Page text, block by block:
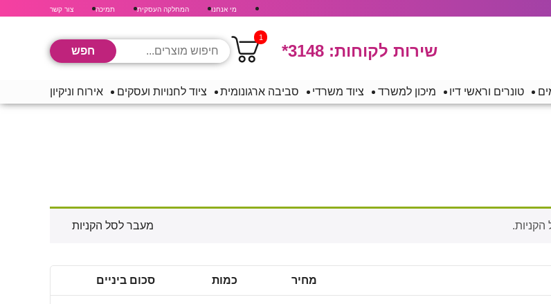
מי אנחנו המחלקה העסקית תמיכה צור קשר
שירות לקוחות: *3148
1
טונרים וראשי דיו מיכון למשרד ציוד משרדי סביבה ארגונומית ציוד לחנויות ועסקים אירוח וניקיון
מעבר לסל הקניות
מחיר כמות סכום ביניים